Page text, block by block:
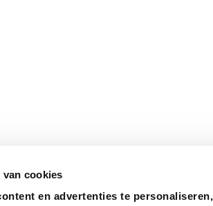
van cookies
en advertenties te